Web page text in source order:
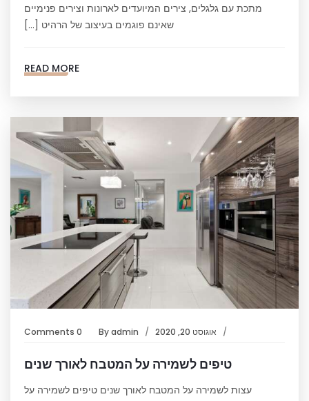
מתכת עם גלגלים, צירים המיועדים לארונות וצירים פנימיים
שאינם פוגמים בעיצוב של הרהיט […]
READ MORE
אוגוסט 20, 2020 Byadmin
0 Comments
טיפים לשמירה על המטבח לאורך שנים
עצות לשמירה על המטבח לאורך שנים טיפים לשמירה על